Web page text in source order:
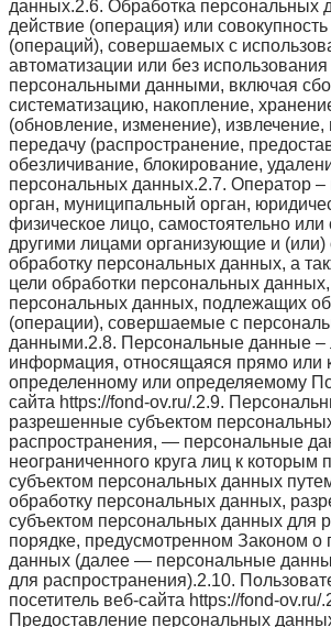
данных.2.6. Обработка персональных
действие (операция) или
(операций), совершаемых с
автоматизации или без использования
персональными данными, включая
систематизацию, накопление,
(обновление, изменение), извлечение,
передачу (распространение,
обезличивание, блокирование,
персональных данных.2.7. Оператор –
орган, муниципальный орган,
физическое лицо, самостоятельно или
другими лицами организующие и
обработку персональных данных, а
цели обработки персональных данных,
персональных данных, подлежащих
(операции), совершаемые с
данными.2.8. Персональные данные –
информация, относящаяся прямо или
определенному или определяемому
сайта https://fond-ov.ru/.2.9.
разрешенные субъектом
распространения, — персональные
неограниченного круга лиц к которым
субъектом персональных данных
обработку персональных данных,
субъектом персональных данных для
порядке, предусмотренном Законом о
данных (далее — персональные
для распространения).2.10.
посетитель веб-сайта https://fond-ov.ru/
Предоставление персональных